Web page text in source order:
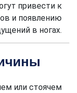
привести к
и появлению
в ногах.
или стоячем